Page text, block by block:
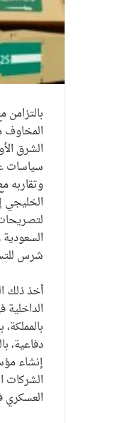
المخاوف
الشرق
سياسات
وتقاربه
شرس
أخذ ذلك
إنشاء
العسكري